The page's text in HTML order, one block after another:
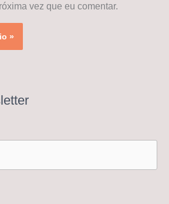
vez que eu comentar.